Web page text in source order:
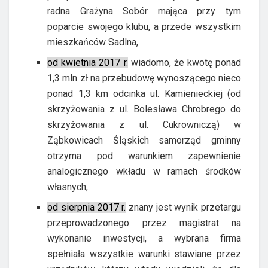
radna Grażyna Sobór mająca przy tym
poparcie swojego klubu, a przede wszystkim
mieszkańców Sadlna,
od kwietnia 2017 r. wiadomo, że kwotę ponad
1,3 mln zł na przebudowę wynoszącego nieco
ponad 1,3 km odcinka ul. Kamienieckiej (od
skrzyżowania z ul. Bolesława Chrobrego do
skrzyżowania z ul. Cukrowniczą) w
Ząbkowicach Śląskich samorząd gminny
otrzyma pod warunkiem zapewnienie
analogicznego wkładu w ramach środków
własnych,
od sierpnia 2017 r. znany jest wynik przetargu
przeprowadzonego przez magistrat na
wykonanie inwestycji, a wybrana firma
spełniała wszystkie warunki stawiane przez